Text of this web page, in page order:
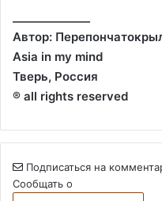
Автор:
Asia in my mind
Тверь, Россия
® all rights reserved
Подписаться на
Сообщать о